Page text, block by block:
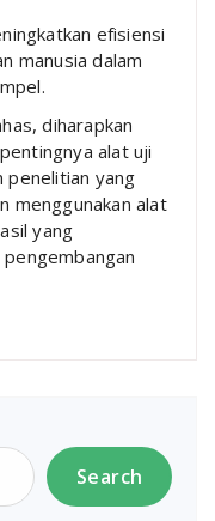
efisiensi
manusia dalam
diharapkan
alat uji
penelitian yang
menggunakan alat
yang
Search